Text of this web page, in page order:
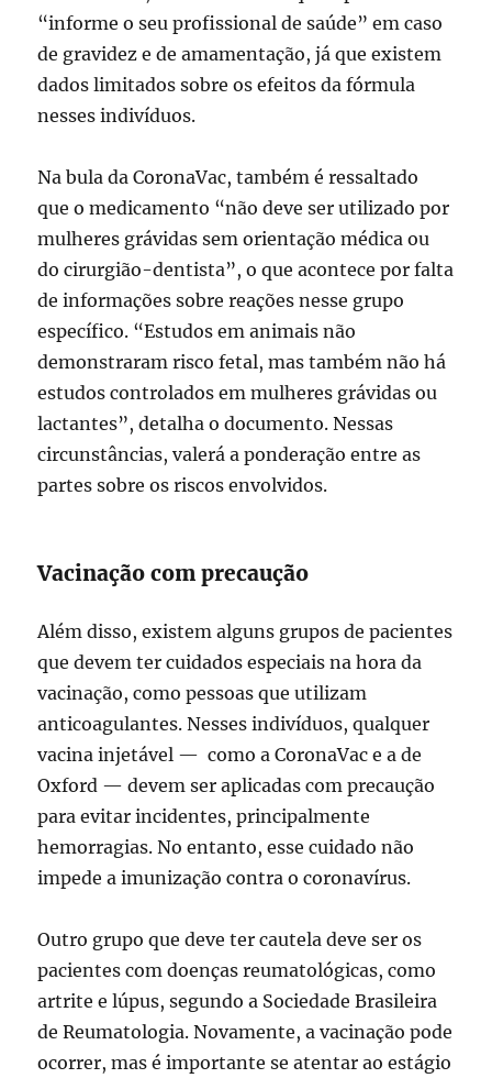
“informe o seu profissional de saúde” em caso
de gravidez e de amamentação, já que existem
dados limitados sobre os efeitos da fórmula
nesses indivíduos.
Na bula da CoronaVac, também é ressaltado
que o medicamento “não deve ser utilizado por
mulheres grávidas sem orientação médica ou
do cirurgião-dentista”, o que acontece por falta
de informações sobre reações nesse grupo
específico. “Estudos em animais não
demonstraram risco fetal, mas também não há
estudos controlados em mulheres grávidas ou
lactantes”, detalha o documento. Nessas
circunstâncias, valerá a ponderação entre as
partes sobre os riscos envolvidos.
Vacinação com precaução
Além disso, existem alguns grupos de pacientes
que devem ter cuidados especiais na hora da
vacinação, como pessoas que utilizam
anticoagulantes. Nesses indivíduos, qualquer
vacina injetável — como a CoronaVac e a de
Oxford — devem ser aplicadas com precaução
para evitar incidentes, principalmente
hemorragias. No entanto, esse cuidado não
impede a imunização contra o coronavírus.
Outro grupo que deve ter cautela deve ser os
pacientes com doenças reumatológicas, como
artrite e lúpus, segundo a Sociedade Brasileira
de Reumatologia. Novamente, a vacinação pode
ocorrer, mas é importante se atentar ao estágio